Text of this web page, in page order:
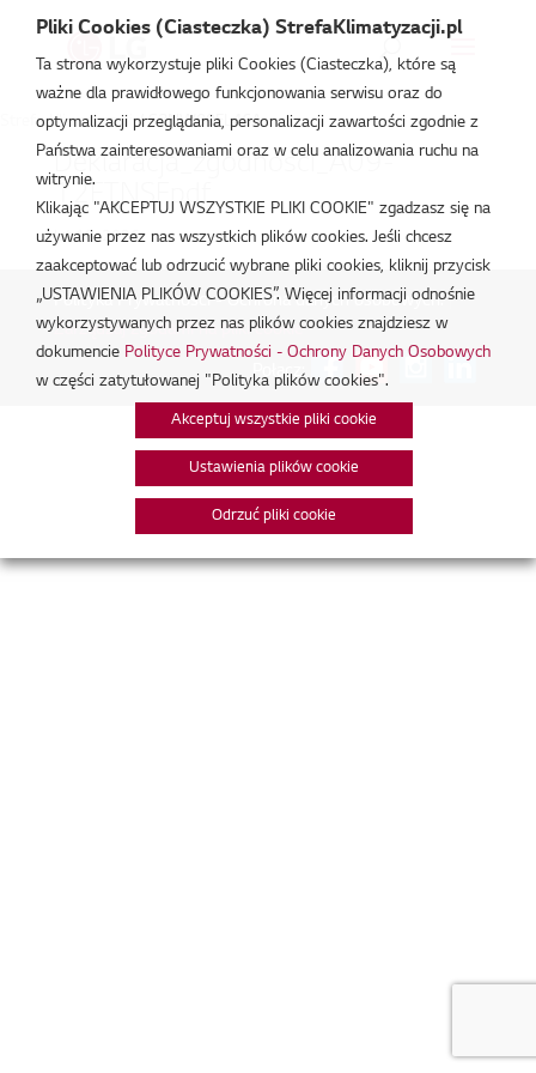
Strefa Klimatyzacji /S3NW09FL46A
Deklaracja_zgodnosci_A09-
12FT.NSF.pdf
lut 18, 2026
Polityka Prywatności - Ochrona danych osobowych.|
Zarządzaj zgodami na pliki cookie
Połącz:
Pliki Cookies (Ciasteczka) StrefaKlimatyzacji.pl
Ta strona wykorzystuje pliki Cookies (Ciasteczka), które są
ważne dla prawidłowego funkcjonowania serwisu oraz do
optymalizacji przeglądania, personalizacji zawartości zgodnie z
Państwa zainteresowaniami oraz w celu analizowania ruchu na
witrynie.
Klikając "AKCEPTUJ WSZYSTKIE PLIKI COOKIE" zgadzasz się na
używanie przez nas wszystkich plików cookies. Jeśli chcesz
zaakceptować lub odrzucić wybrane pliki cookies, kliknij przycisk
„USTAWIENIA PLIKÓW COOKIES”. Więcej informacji odnośnie
wykorzystywanych przez nas plików cookies znajdziesz w
dokumencie Polityce Prywatności - Ochrony Danych Osobowych
w części zatytułowanej "Polityka plików cookies".
Akceptuj wszystkie pliki cookie
Ustawienia plików cookie
Odrzuć pliki cookie